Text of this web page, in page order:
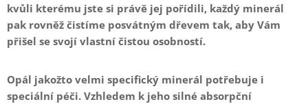
kvůli kterému jste si právě jej pořídili, každý minerál
pak rovněž čistíme posvátným dřevem tak, aby Vám
přišel se svojí vlastní čistou osobností.
Opál jakožto velmi specifický minerál potřebuje i
speciální péči. Vzhledem k jeho silné absorpční